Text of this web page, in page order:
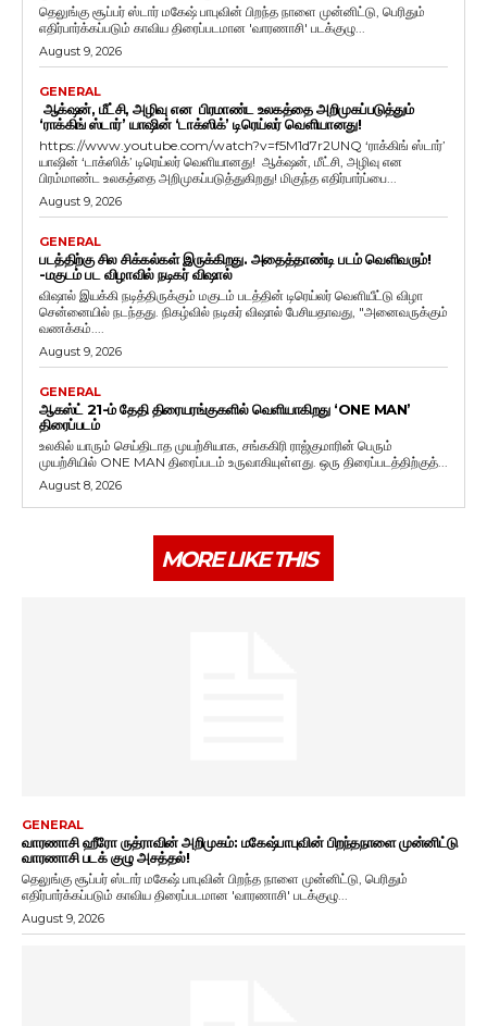
தெலுங்கு சூப்பர் ஸ்டார் மகேஷ் பாபுவின் பிறந்த நாளை முன்னிட்டு, பெரிதும்
எதிர்பார்க்கப்படும் காவிய திரைப்படமான 'வாரணாசி' படக்குழு...
August 9, 2026
GENERAL
ஆக்‌ஷன், மீட்சி, அழிவு என பிரமாண்ட உலகத்தை அறிமுகப்படுத்தும்
‘ராக்கிங் ஸ்டார்’ யாஷின் ‘டாக்ஸிக்’ டிரெய்லர் வெளியானது!
https://www.youtube.com/watch?v=f5M1d7r2UNQ ‘ராக்கிங் ஸ்டார்’
யாஷின் ‘டாக்ஸிக்’ டிரெய்லர் வெளியானது! ஆக்‌ஷன், மீட்சி, அழிவு என
பிரம்மாண்ட உலகத்தை அறிமுகப்படுத்துகிறது! மிகுந்த எதிர்பார்ப்பை...
August 9, 2026
GENERAL
படத்திற்கு சில சிக்கல்கள் இருக்கிறது. அதைத்தாண்டி படம் வெளிவரும்!
-மகுடம் பட விழாவில் நடிகர் விஷால்
விஷால் இயக்கி நடித்திருக்கும் மகுடம் படத்தின் டிரெய்லர் வெளியீட்டு விழா
சென்னையில் நடந்தது. நிகழ்வில் நடிகர் விஷால் பேசியதாவது, "அனைவருக்கும்
வணக்கம்....
August 9, 2026
GENERAL
ஆகஸ்ட் 21-ம் தேதி திரையரங்குகளில் வெளியாகிறது ‘ONE MAN’
திரைப்படம்
உலகில் யாரும் செய்திடாத முயற்சியாக, சங்ககிரி ராஜ்குமாரின் பெரும்
முயற்சியில் ONE MAN திரைப்படம் உருவாகியுள்ளது. ஒரு திரைப்படத்திற்குத்...
August 8, 2026
MORE LIKE THIS
GENERAL
வாரணாசி ஹீரோ ருத்ராவின் அறிமுகம்: மகேஷ்பாபுவின் பிறந்தநாளை முன்னிட்டு
வாரணாசி படக் குழு அசத்தல்!
தெலுங்கு சூப்பர் ஸ்டார் மகேஷ் பாபுவின் பிறந்த நாளை முன்னிட்டு, பெரிதும்
எதிர்பார்க்கப்படும் காவிய திரைப்படமான 'வாரணாசி' படக்குழு...
August 9, 2026